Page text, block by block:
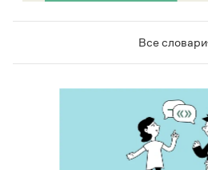
Все словари